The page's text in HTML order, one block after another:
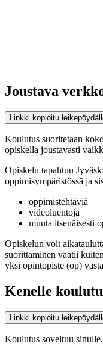
Joustava
Linkki kopioitu
Koulutus suoritetaan
opiskella joustavasti
Opiskelu tapahtuu
oppimisympäristössä ja
oppimistehtäviä
videoluentoja
muuta itsenäisesti
Opiskelun voit
suorittaminen vaatii
yksi opintopiste (op)
Kenelle
Linkki kopioitu
Koulutus soveltuu